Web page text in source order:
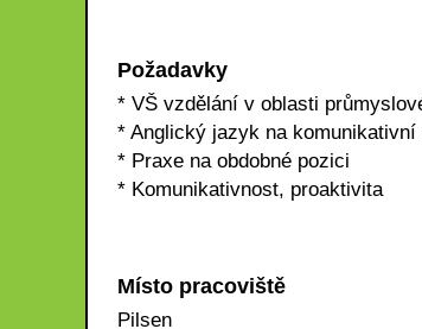
Požadavky
* VŠ vzdělání v oblasti
* Anglický jazyk na komunikativní
* Praxe na obdobné pozici
* Komunikativnost, proaktivita
Místo pracoviště
Pilsen